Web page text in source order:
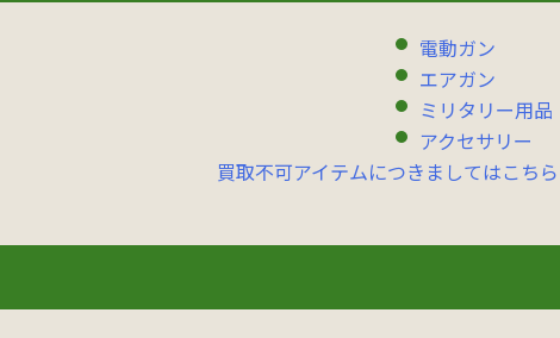
電動ガン
エアガン
ミリタリー用品
アクセサリー
買取不可アイテムにつきましてはこちら